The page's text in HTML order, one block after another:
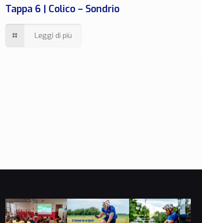
Tappa 6 | Colico – Sondrio
Leggi di più